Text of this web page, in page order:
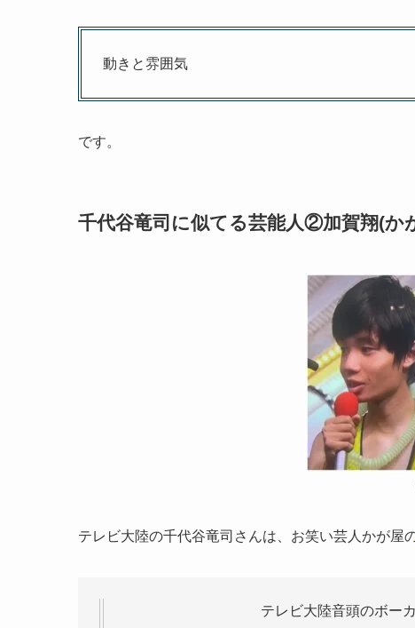
動きと雰囲気
です。
千代谷竜司に似てる芸能人②加賀翔(か
テレビ大陸の千代谷竜司さんは、お笑い芸人かが屋
テレビ大陸音頭のボー